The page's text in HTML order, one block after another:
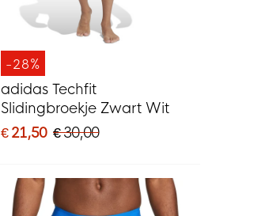
-28%
adidas Techfit
Slidingbroekje Zwart Wit
€ 21,50 € 30,00